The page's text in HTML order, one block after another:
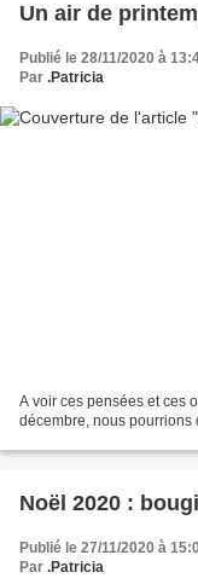
Un air de
Publié le 28/11/2020 à
Par .Patricia
A voir ces pensées et ces
décembre, nous pourrions
Noël 2020 :
Publié le 27/11/2020 à
Par .Patricia